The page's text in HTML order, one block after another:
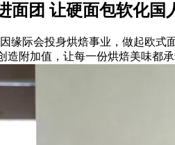
面团 让硬面包软化国
缘际会投身烘焙事业，做起欧
附加值，让每一份烘焙美味都承